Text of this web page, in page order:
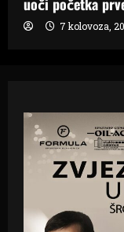
uoči početka
7 kolovoza,